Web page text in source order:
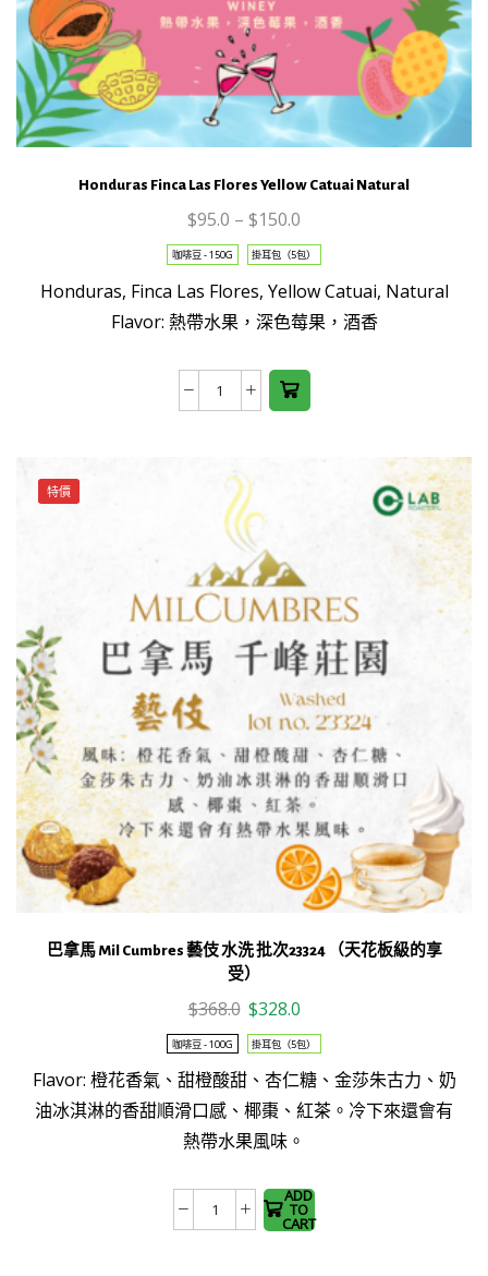
Honduras Finca Las Flores Yellow Catuai Natural
$95.0 – $150.0
咖啡豆 - 150G 掛耳包（5包）
Honduras, Finca Las Flores, Yellow Catuai, Natural
Flavor: 熱帶水果，深色莓果，酒香
Honduras
Flores
Yellow
Catuai
Natural
數
量
This
product
has
multiple
The
options
on the
product
page
特價
巴拿馬 Mil Cumbres 藝伎 水洗 批次23324 （天花板級的享
受）
$368.0 Original
price
was:
$368.0.
$328.0Current
price
is:
$328.0.
咖啡豆 - 100G 掛耳包（5包）
Flavor: 橙花香氣、甜橙酸甜、杏仁糖、金莎朱古力、奶
油冰淇淋的香甜順滑口感、椰棗、紅茶。冷下來還會有
熱帶水果風味。
巴
ADD
TO
CART
product
has
multiple
The
options